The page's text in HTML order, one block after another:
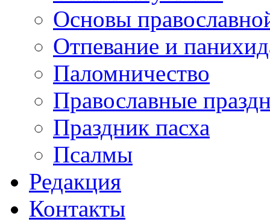
Основы
Отпевание и
Паломничество
Православные
Праздник пасха
Псалмы
Редакция
Контакты